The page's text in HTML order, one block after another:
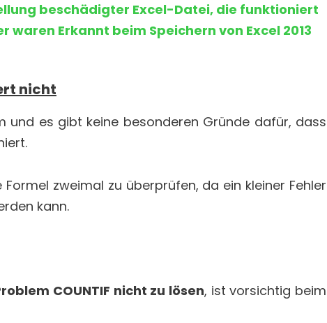
beschädigter Excel-Datei, die funktioniert
waren Erkannt beim Speichern von Excel 2013
nicht
und es gibt keine besonderen Gründe dafür, dass
zweimal zu überprüfen, da ein kleiner Fehler
kann.
COUNTIF nicht zu lösen, ist vorsichtig beim